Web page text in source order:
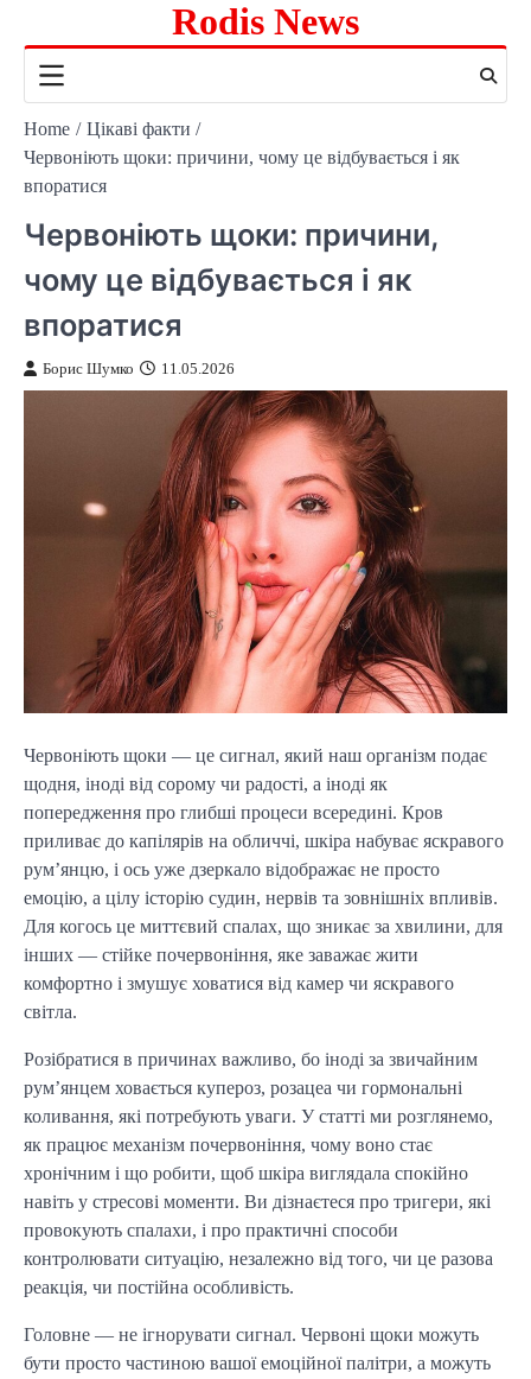
content
Rodis News
Home
Цікаві факти
Червоніють щоки: причини, чому це відбувається і як
впоратися
Червоніють щоки: причини,
чому це відбувається і як
впоратися
Борис Шумко 11.05.2026
Червоніють щоки — це сигнал, який наш організм подає
щодня, іноді від сорому чи радості, а іноді як
попередження про глибші процеси всередині. Кров
приливає до капілярів на обличчі, шкіра набуває яскравого
рум’янцю, і ось уже дзеркало відображає не просто
емоцію, а цілу історію судин, нервів та зовнішніх впливів.
Для когось це миттєвий спалах, що зникає за хвилини, для
інших — стійке почервоніння, яке заважає жити
комфортно і змушує ховатися від камер чи яскравого
світла.
Розібратися в причинах важливо, бо іноді за звичайним
рум’янцем ховається купероз, розацеа чи гормональні
коливання, які потребують уваги. У статті ми розглянемо,
як працює механізм почервоніння, чому воно стає
хронічним і що робити, щоб шкіра виглядала спокійно
навіть у стресові моменти. Ви дізнаєтеся про тригери, які
провокують спалахи, і про практичні способи
контролювати ситуацію, незалежно від того, чи це разова
реакція, чи постійна особливість.
Головне — не ігнорувати сигнал. Червоні щоки можуть
бути просто частиною вашої емоційної палітри, а можуть